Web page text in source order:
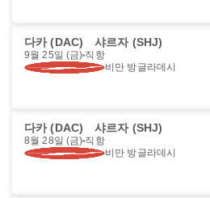
다카 (DAC) 샤르자 (SHJ)
9월 25일 (금) 직항
비만 방글라데시
다카 (DAC) 샤르자 (SHJ)
8월 28일 (금) 직항
비만 방글라데시